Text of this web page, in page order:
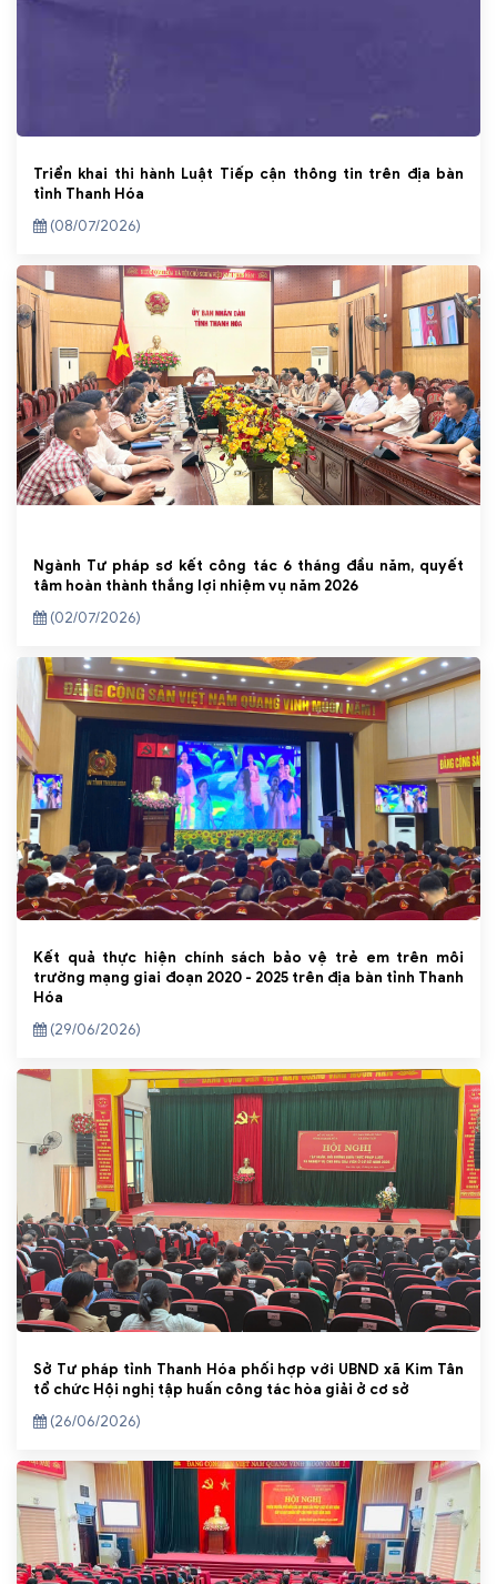
Triển khai thi hành Luật Tiếp cận thông tin trên địa bàn
tỉnh Thanh Hóa
(08/07/2026)
Ngành Tư pháp sơ kết công tác 6 tháng đầu năm, quyết
tâm hoàn thành thắng lợi nhiệm vụ năm 2026
(02/07/2026)
Kết quả thực hiện chính sách bảo vệ trẻ em trên môi
trường mạng giai đoạn 2020 - 2025 trên địa bàn tỉnh Thanh
Hóa
(29/06/2026)
Sở Tư pháp tỉnh Thanh Hóa phối hợp với UBND xã Kim Tân
tổ chức Hội nghị tập huấn công tác hòa giải ở cơ sở
(26/06/2026)